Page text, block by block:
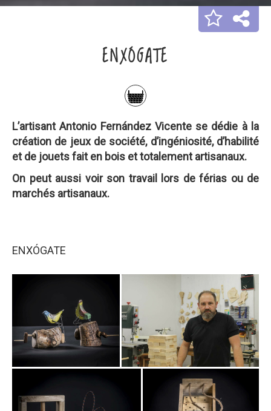
ENXÓGATE
L’artisant Antonio Fernández Vicente se dédie à la
création de jeux de société, d’ingéniosité, d’habilité
et de jouets fait en bois et totalement artisanaux.
On peut aussi voir son travail lors de férias ou de
marchés artisanaux.
ENXÓGATE